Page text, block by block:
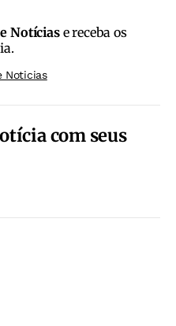
Notíciase receba os
Noticias
com seus